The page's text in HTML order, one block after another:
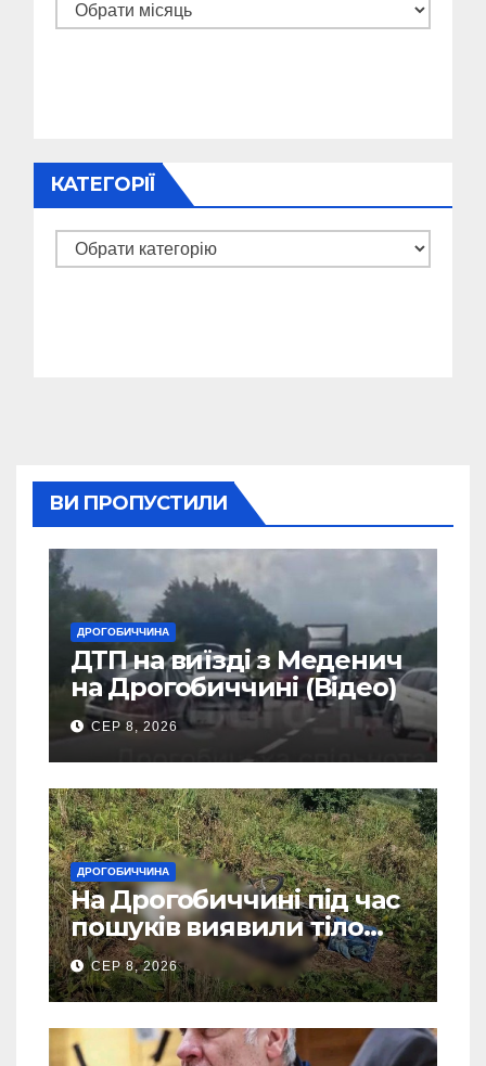
Архіви
КАТЕГОРІЇ
Категорії
ВИ ПРОПУСТИЛИ
ДРОГОБИЧЧИНА
ДТП на виїзді з Меденич
на Дрогобиччині (Відео)
СЕР 8, 2026
ДРОГОБИЧЧИНА
На Дрогобиччині під час
пошуків виявили тіло
зниклого чоловіка
СЕР 8, 2026